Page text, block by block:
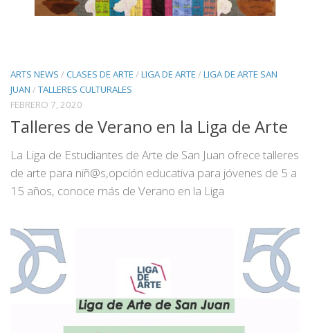
ARTS NEWS /CLASES DE ARTE /LIGA DE ARTE /LIGA DE ARTE SAN
JUAN /TALLERES CULTURALES
FEBRERO 7, 2020
Talleres de Verano en la Liga de Arte
La Liga de Estudiantes de Arte de San Juan ofrece talleres
de arte para niñ@s,opción educativa para jóvenes de 5 a
15 años, conoce más de Verano en la Liga